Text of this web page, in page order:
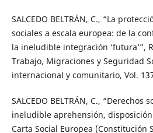
SALCEDO BELTRÁN, C., “La
sociales a escala europea: de la
la ineludible integración ‘futura’”,
Trabajo, Migraciones y Seguridad
internacional y comunitario, Vol.
SALCEDO BELTRÁN, C., “Derechos
ineludible aprehensión,
Carta Social Europea (Constitución